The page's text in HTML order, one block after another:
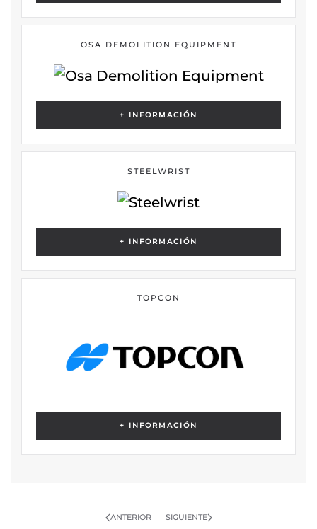
OSA DEMOLITION EQUIPMENT
+ INFORMACIÓN
STEELWRIST
+ INFORMACIÓN
TOPCON
+ INFORMACIÓN
ANTERIOR SIGUIENTE